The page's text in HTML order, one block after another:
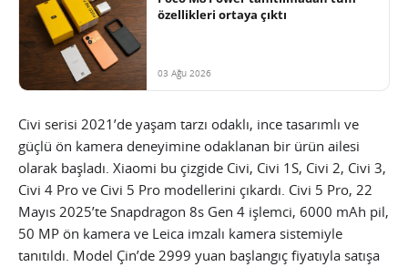
özellikleri ortaya çıktı
03 Ağu 2026
Civi serisi 2021’de yaşam tarzı odaklı, ince tasarımlı ve
güçlü ön kamera deneyimine odaklanan bir ürün ailesi
olarak başladı. Xiaomi bu çizgide Civi, Civi 1S, Civi 2, Civi 3,
Civi 4 Pro ve Civi 5 Pro modellerini çıkardı. Civi 5 Pro, 22
Mayıs 2025’te Snapdragon 8s Gen 4 işlemci, 6000 mAh pil,
50 MP ön kamera ve Leica imzalı kamera sistemiyle
tanıtıldı. Model Çin’de 2999 yuan başlangıç fiyatıyla satışa